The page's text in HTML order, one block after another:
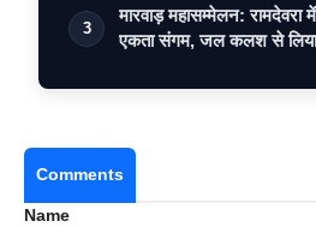
3
मारवाड़ महासम्मेलन: रामदेवरा
एकता संगम, जल कलश से
Comments
Name